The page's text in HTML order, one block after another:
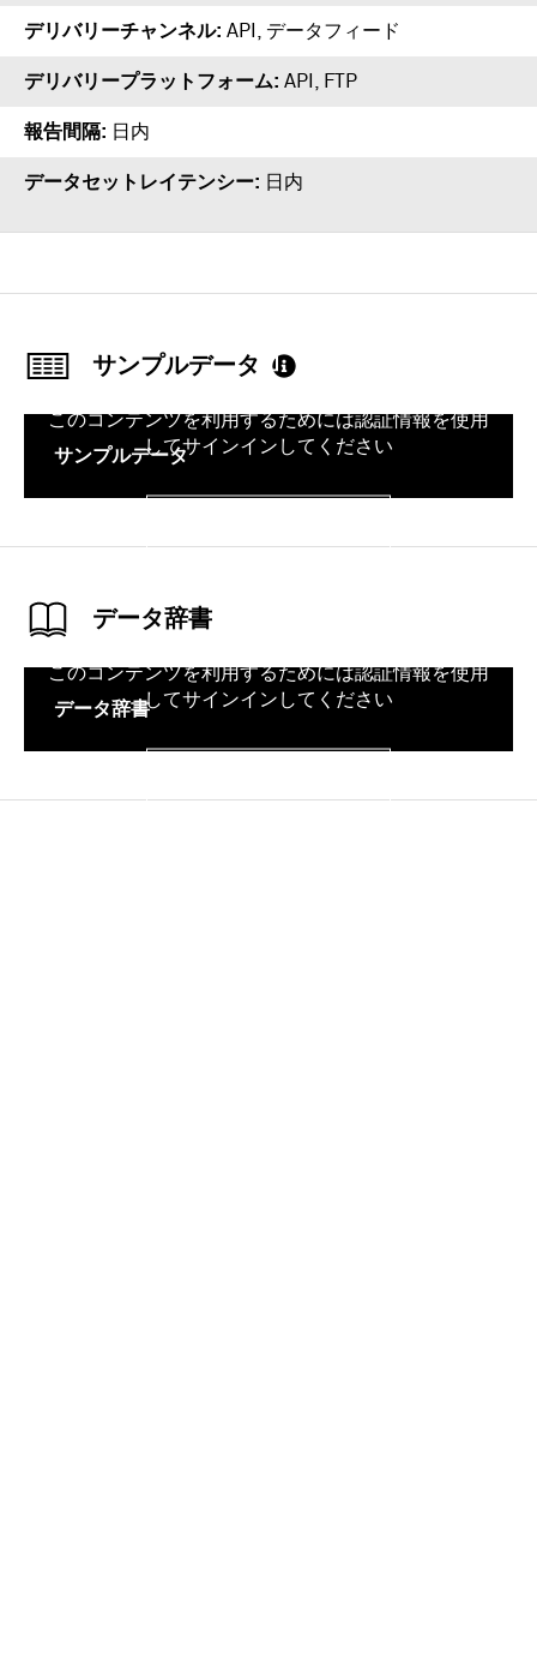
デリバリーチャンネル API, データフィード
デリバリープラットフォーム API FTP
報告間隔 日内
データセットレイテンシー 日内
サンプルデータ
サンプルデータ
このコンテンツを利用するためには認証情報を使用
してサインインしてください
データ辞書
データ辞書
このコンテンツを利用するためには認証情報を使用
してサインインしてください